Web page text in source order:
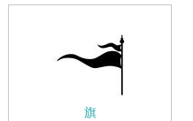
旗